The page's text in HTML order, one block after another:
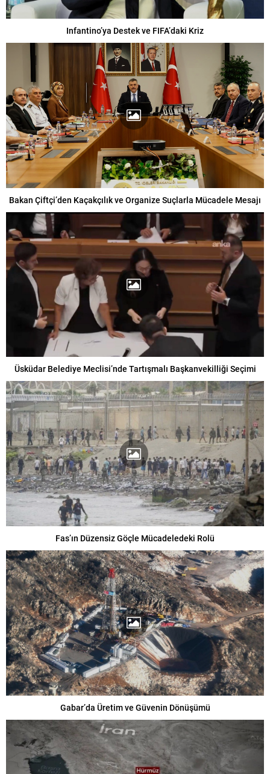
Infantino’ya Destek ve FIFA’daki Kriz
Bakan Çiftçi’den Kaçakçılık ve Organize Suçlarla Mücadele Mesajı
Üsküdar Belediye Meclisi’nde Tartışmalı Başkanvekilliği Seçimi
Fas’ın Düzensiz Göçle Mücadeledeki Rolü
Gabar’da Üretim ve Güvenin Dönüşümü